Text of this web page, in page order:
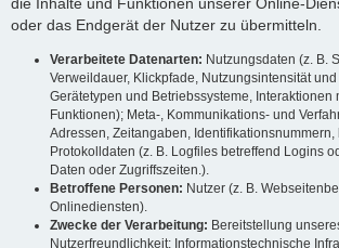
oder das Endgerät der Nutzer zu übermitteln.
Verarbeitete Datenarten: Nutzungsdaten (z. B.
Verweildauer, Klickpfade, Nutzungsintensität
Gerätetypen und Betriebssysteme, Interaktionen
Funktionen); Meta-, Kommunikations- und
Adressen, Zeitangaben,
Protokolldaten (z. B. Logfiles betreffend Logins
Daten oder Zugriffszeiten.).
Betroffene Personen: Nutzer (z. B.
Onlinediensten).
Zwecke der Verarbeitung: Bereitstellung
Nutzerfreundlichkeit; Informationstechnische